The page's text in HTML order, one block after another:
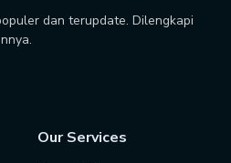
dan terupdate. Dilengkapi
Our Services